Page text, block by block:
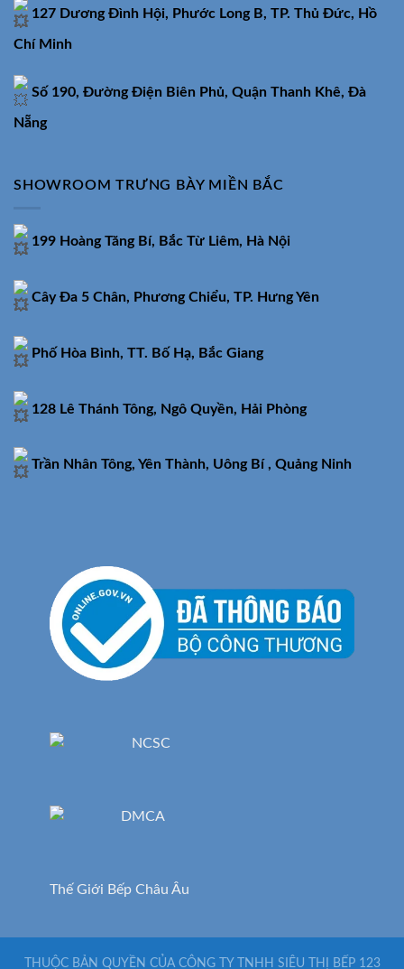
127 Dương Đình Hội, Phước Long B, TP. Thủ Đức, Hồ
Chí Minh
Số 190, Đường Điện Biên Phủ, Quận Thanh Khê, Đà
Nẵng
SHOWROOM TRƯNG BÀY MIỀN BẮC
199 Hoàng Tăng Bí, Bắc Từ Liêm, Hà Nội
Cây Đa 5 Chân, Phương Chiểu, TP. Hưng Yên
Phố Hòa Bình, TT. Bố Hạ, Bắc Giang
128 Lê Thánh Tông, Ngô Quyền, Hải Phòng
Trần Nhân Tông, Yên Thành, Uông Bí , Quảng Ninh
Thế Giới Bếp Châu Âu
THUỘC BẢN QUYỀN CỦA CÔNG TY TNHH SIÊU THỊ BẾP 123